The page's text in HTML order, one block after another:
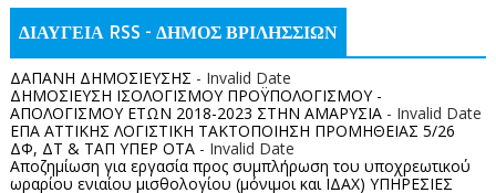
ΔΙΑΥΓΕΙΑ RSS - ΔΗΜΟΣ ΒΡΙΛΗΣΣΙΩΝ
ΔΑΠΑΝΗ ΔΗΜΟΣΙΕΥΣΗΣ - Invalid Date
ΔΗΜΟΣΙΕΥΣΗ ΙΣΟΛΟΓΙΣΜΟΥ ΠΡΟΫΠΟΛΟΓΙΣΜΟΥ -
ΑΠΟΛΟΓΙΣΜΟΥ ΕΤΩΝ 2018-2023 ΣΤΗΝ ΑΜΑΡΥΣΙΑ- Invalid Date
ΕΠΑ ΑΤΤΙΚΗΣ ΛΟΓΙΣΤΙΚΗ ΤΑΚΤΟΠΟΙΗΣΗ ΠΡΟΜΗΘΕΙΑΣ 5/26
ΔΦ, ΔΤ & ΤΑΠ ΥΠΕΡ ΟΤΑ- Invalid Date
Αποζημίωση για εργασία προς συμπλήρωση του υποχρεωτικού
ωραρίου ενιαίου μισθολογίου (μόνιμοι και ΙΔΑΧ) ΥΠΗΡΕΣΙΕΣ